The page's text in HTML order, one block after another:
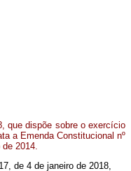
que dispõe sobre o exercício
a Emenda Constitucional nº
2014.
de 4 de janeiro de 2018,